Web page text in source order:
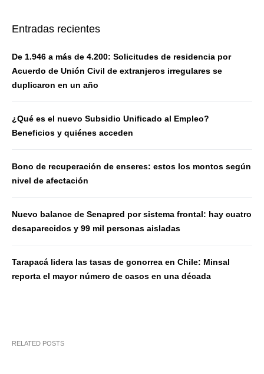
Entradas recientes
De 1.946 a más de 4.200: Solicitudes de residencia por
Acuerdo de Unión Civil de extranjeros irregulares se
duplicaron en un año
¿Qué es el nuevo Subsidio Unificado al Empleo?
Beneficios y quiénes acceden
Bono de recuperación de enseres: estos los montos según
nivel de afectación
Nuevo balance de Senapred por sistema frontal: hay cuatro
desaparecidos y 99 mil personas aisladas
Tarapacá lidera las tasas de gonorrea en Chile: Minsal
reporta el mayor número de casos en una década
RELATED POSTS